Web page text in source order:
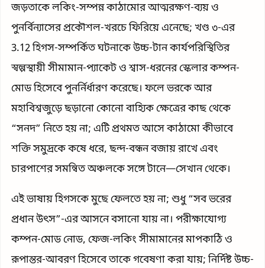
জড়তাকে লকিং-সম্পন্ন কাঠামোর আত্মরক্ষণ-ব্যয় ও
পুনর্বিন্যাসের প্রকৌশল-খরচে ফিরিয়ে এনেছে; খণ্ড ৩-এর
3.12 হিগস-সম্পর্কিত ঘটনাকে উচ্চ-টান কার্যপরিস্থিতির
স্বল্পস্থায়ী সীমামান-প্যাকেট ও শ্বাস-ধরনের স্কেলার কম্পন-
মোড হিসেবে পুনর্নির্ধারণ করেছে। ফলে ভরকে আর
মহাবিশ্বজুড়ে ছড়ানো কোনো বাহ্যিক ক্ষেত্রের কাছ থেকে
“সনদ” নিতে হয় না; এটি প্রথমত আসে কাঠামো কীভাবে
শক্তি সমুদ্রকে কষে ধরে, ছন্দ-বন্ধন বজায় রাখে এবং
চারপাশের সমন্বিত অঞ্চলকে সঙ্গে টানে—সেখান থেকে।
এই ভাষায় হিগসকে মুছে ফেলতে হয় না; শুধু “সব ভরের
প্রধান উৎস”-এর আসনে বসানো যায় না। পরীক্ষাযোগ্য
কম্পন-মোড নোড, ফেজ-লকিং সীমামানের মাপকাঠি ও
রূপান্তর-আবরণ হিসেবে তাকে গবেষণা করা যায়; নির্দিষ্ট উচ্চ-